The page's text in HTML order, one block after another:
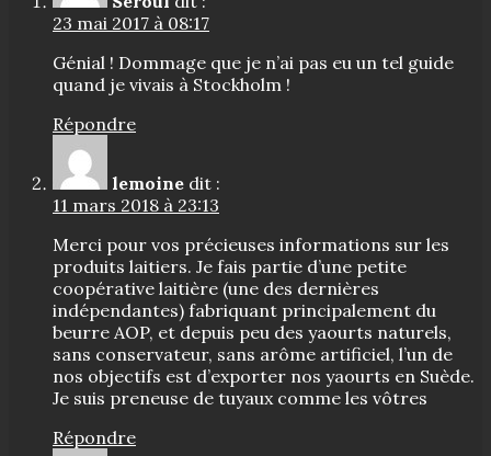
23 mai 2017 à 08:17
Génial ! Dommage que je n’ai pas eu un tel guide
quand je vivais à Stockholm !
Répondre
lemoine dit :
11 mars 2018 à 23:13
Merci pour vos précieuses informations sur les
produits laitiers. Je fais partie d’une petite
coopérative laitière (une des dernières
indépendantes) fabriquant principalement du
beurre AOP, et depuis peu des yaourts naturels,
sans conservateur, sans arôme artificiel, l’un de
nos objectifs est d’exporter nos yaourts en Suède.
Je suis preneuse de tuyaux comme les vôtres
Répondre